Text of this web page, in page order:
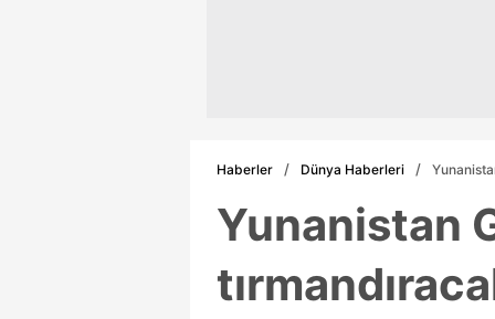
Haberler Dünya Haberleri
Yunanistan